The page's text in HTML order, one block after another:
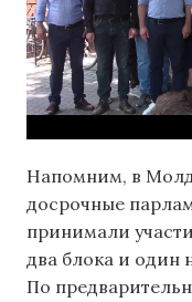
Напомним, в
досрочные
принимали
два блока и один
По